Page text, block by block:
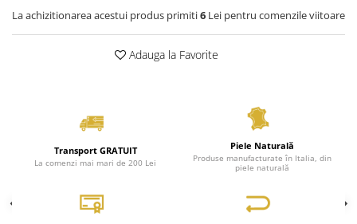
Genți Gri
Genți Maro
Genți Portocalii
Genți Roșii
Genți Turcoaz
La achizitionarea acestui produs primiti6 Lei pentru comenzile viitoare
Adauga la Favorite
Transport GRATUIT
La comenzi mai mari de 200 Lei
Piele Naturală
Produse manufacturate în Italia, din
piele naturală